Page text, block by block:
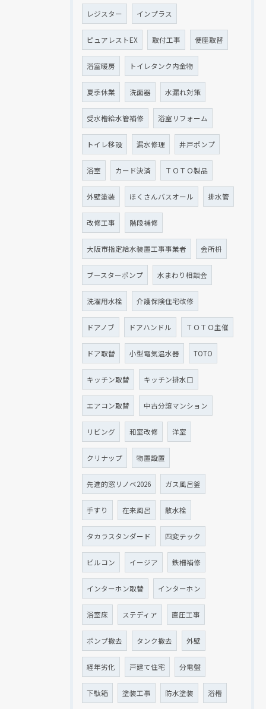
レジスター インプラス
ピュアレストEX 取付工事 便座取替
浴室暖房 トイレタンク内金物
夏季休業 洗面器 水漏れ対策
受水槽給水管補修 浴室リフォーム
トイレ移設 漏水修理 井戸ポンプ
浴室 カード決済 ＴＯＴＯ製品
外壁塗装 ほくさんバスオール 排水管
改修工事 階段補修
大阪市指定給水装置工事事業者 会所枡
ブースターポンプ 水まわり相談会
洗濯用水栓 介護保険住宅改修
ドアノブ ドアハンドル ＴＯＴＯ主催
ドア取替 小型電気温水器 TOTO
キッチン取替 キッチン排水口
エアコン取替 中古分譲マンション
リビング 和室改修 洋室
クリナップ 物置設置
先進的窓リノベ2026 ガス風呂釜
手すり 在来風呂 散水栓
タカラスタンダード 四変テック
ビルコン イージア 鉄柵補修
インターホン取替 インターホン
浴室床 ステディア 直圧工事
ポンプ撤去 タンク撤去 外壁
経年劣化 戸建て住宅 分電盤
下駄箱 塗装工事 防水塗装 浴槽